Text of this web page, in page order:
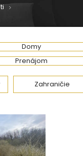
Domy
Prenájom
Zahraničie